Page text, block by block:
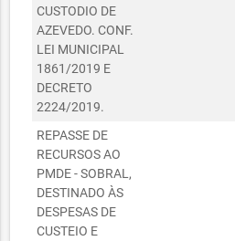
CUSTODIO DE
AZEVEDO. CONF.
LEI MUNICIPAL
1861/2019 E
DECRETO
2224/2019.
REPASSE DE
RECURSOS AO
PMDE - SOBRAL,
DESTINADO ÀS
DESPESAS DE
CUSTEIO E